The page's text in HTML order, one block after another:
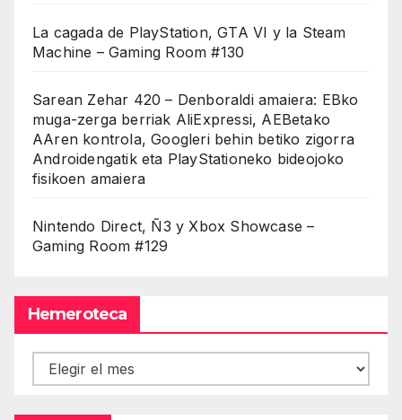
La cagada de PlayStation, GTA VI y la Steam
Machine – Gaming Room #130
Sarean Zehar 420 – Denboraldi amaiera: EBko
muga-zerga berriak AliExpressi, AEBetako
AAren kontrola, Googleri behin betiko zigorra
Androidengatik eta PlayStationeko bideojoko
fisikoen amaiera
Nintendo Direct, Ñ3 y Xbox Showcase –
Gaming Room #129
Hemeroteca
Hemeroteca